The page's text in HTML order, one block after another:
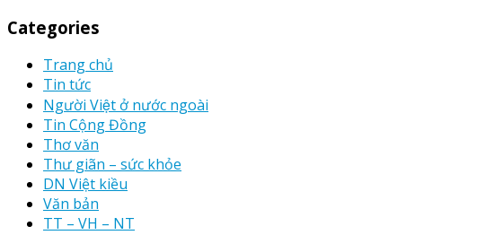
Categories
Trang chủ
Tin tức
Người Việt ở nước ngoài
Tin Cộng Đồng
Thơ văn
Thư giãn – sức khỏe
DN Việt kiều
Văn bản
TT – VH – NT